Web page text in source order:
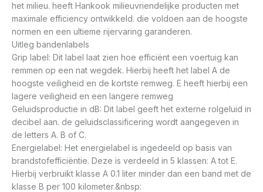
het milieu. heeft Hankook milieuvriendelijke producten met
maximale efficiency ontwikkeld. die voldoen aan de hoogste
normen en een ultieme rijervaring garanderen.
Uitleg bandenlabels
Grip label: Dit label laat zien hoe efficiënt een voertuig kan
remmen op een nat wegdek. Hierbij heeft het label A de
hoogste veiligheid en de kortste remweg. E heeft hierbij een
lagere veiligheid en een langere remweg
Geluidsproductie in dB: Dit label geeft het externe rolgeluid in
decibel aan. de geluidsclassificering wordt aangegeven in
de letters A. B of C.
Energielabel: Het energielabel is ingedeeld op basis van
brandstofefficiëntie. Deze is verdeeld in 5 klassen: A tot E.
Hierbij verbruikt klasse A 0.1 liter minder dan een band met de
klasse B per 100 kilometer.&nbsp: